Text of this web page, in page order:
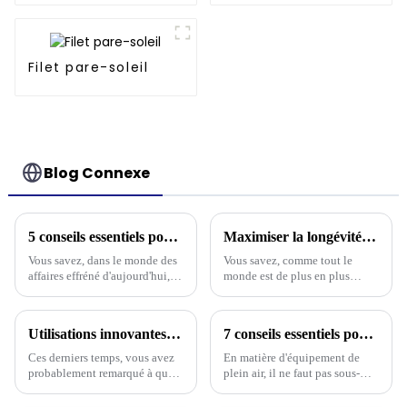
drainant, garantie 3
ans -1
Filet pare-soleil
Blog Connexe
5 conseils essentiels pour choisir la bâche de protection en plastique la mieux adaptée à vos besoins professionnels
Vous savez, dans le monde des
affaires effréné d'aujourd'hui,
protection en plastique est
assurer la sécurité de vos biens
et
Maximiser la longévité et la rentabilité des meilleures bâches en polyéthylène ignifuges grâce à un service après-vente expert
Vous savez, comme tout le
monde est de plus en plus
durabilité de nos jours, il n'est
en polyéthylène résistantes aux
flammes aient vraiment
Utilisations innovantes des bâches en polyéthylène dans les industries mondiales et leur impact économique
Ces derniers temps, vous avez
probablement remarqué à quel
entier ont évolué rapidement,
7 conseils essentiels pour choisir la meilleure bâche de camouflage : améliorez votre équipement de plein air !
En matière d'équipement de
plein air, il ne faut pas sous-
équipement durable et